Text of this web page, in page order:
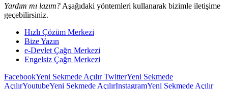
Yardım mı lazım? Aşağıdaki yöntemleri kullanarak bizimle iletişime
geçebilirsiniz.
Hızlı Çözüm Merkezi
Bize Yazın
e-Devlet Çağrı Merkezi
Engelsiz Çağrı Merkezi
FacebookYeni Sekmede AçılırTwitterYeni Sekmede
AçılırYoutubeYeni Sekmede AçılırInstagramYeni Sekmede Açılır